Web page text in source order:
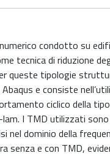
condotto su
tecnica di riduzione
queste tipologie
e consiste
ciclico della
I TMD utilizzati
dominio della
e con TMD,